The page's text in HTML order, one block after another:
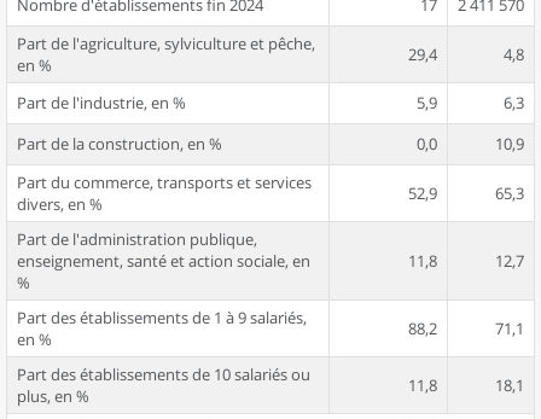
Nombre d'établissements fin 2024
17
2 411 570
Part de l'agriculture, sylviculture et pêche,
en %
29,4 4,8
Part de l'industrie, en % 5,9
6,3
Part de la construction, en %
0,0
10,9
Part du commerce, transports et services
divers, en %
52,9 65,3
Part de l'administration publique,
enseignement, santé et action sociale, en
%
11,8 12,7
Part des établissements de 1 à 9 salariés,
en %
88,2 71,1
Part des établissements de 10 salariés ou
plus, en %
11,8 18,1